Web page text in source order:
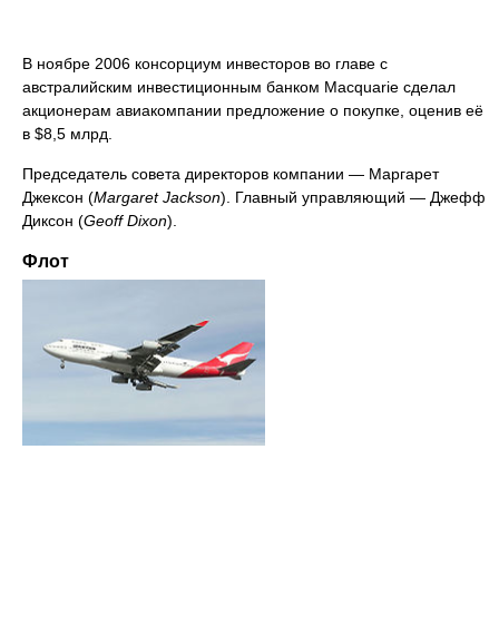
В ноябре 2006 консорциум инвесторов во главе с
австралийским инвестиционным банком Macquarie сделал
акционерам авиакомпании предложение о покупке, оценив её
в $8,5 млрд.
Председатель совета директоров компании — Маргарет
Джексон (Margaret Jackson). Главный управляющий — Джефф
Диксон (Geoff Dixon).
Флот